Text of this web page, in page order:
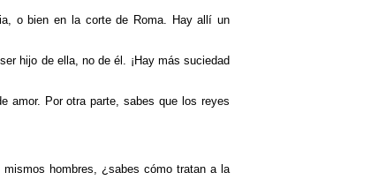
o bien en la corte de Roma. Hay allí un
hijo de ella, no de él. ¡Hay más suciedad
amor. Por otra parte, sabes que los reyes
hombres, ¿sabes cómo tratan a la